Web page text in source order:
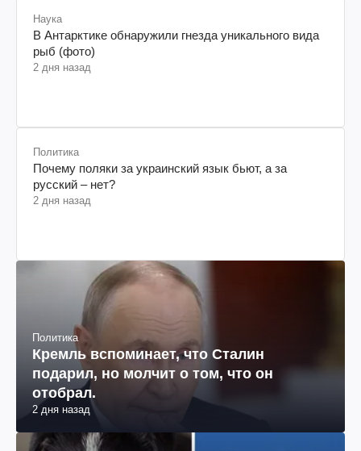
Наука
В Антарктике обнаружили гнезда уникального вида
рыб (фото)
Политика
Почему поляки за украинский язык бьют, а за
русский – нет?
Политика
Кремль вспоминает, что Сталин
подарил, но молчит о том, что он
отобрал.